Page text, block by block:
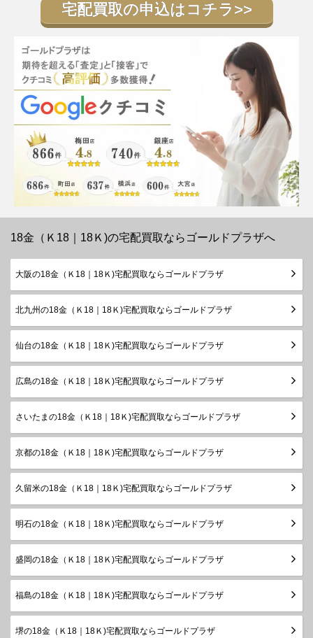
宅配買取の申込はコチラ>>
18金（Ｋ18｜18Ｋ)の宅配買取ならゴールドプラザへ
大阪の18金（Ｋ18｜18Ｋ)宅配買取ならゴールドプラザ
北九州の18金（Ｋ18｜18Ｋ)宅配買取ならゴールドプラザ
仙台の18金（Ｋ18｜18Ｋ)宅配買取ならゴールドプラザ
広島の18金（Ｋ18｜18Ｋ)宅配買取ならゴールドプラザ
さいたまの18金（Ｋ18｜18Ｋ)宅配買取ならゴールドプラザ
京都の18金（Ｋ18｜18Ｋ)宅配買取ならゴールドプラザ
久留米の18金（Ｋ18｜18Ｋ)宅配買取ならゴールドプラザ
明石の18金（Ｋ18｜18Ｋ)宅配買取ならゴールドプラザ
盛岡の18金（Ｋ18｜18Ｋ)宅配買取ならゴールドプラザ
福島の18金（Ｋ18｜18Ｋ)宅配買取ならゴールドプラザ
堺の18金（Ｋ18｜18Ｋ)宅配買取ならゴールドプラザ